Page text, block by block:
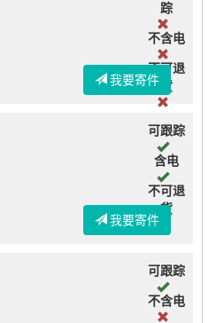
踪
不含电
不可退
货
我要寄件
可跟踪
含电
不可退
货
我要寄件
可跟踪
不含电